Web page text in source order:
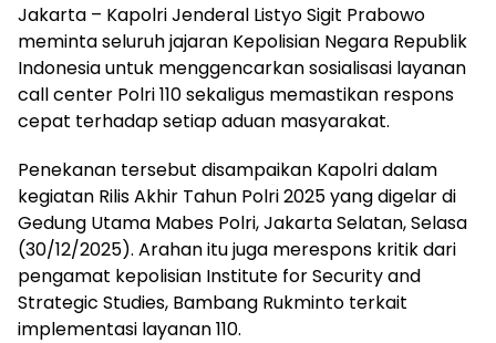
Jakarta – Kapolri Jenderal Listyo Sigit Prabowo
meminta seluruh jajaran Kepolisian Negara Republik
Indonesia untuk menggencarkan sosialisasi layanan
call center Polri 110 sekaligus memastikan respons
cepat terhadap setiap aduan masyarakat.
Penekanan tersebut disampaikan Kapolri dalam
kegiatan Rilis Akhir Tahun Polri 2025 yang digelar di
Gedung Utama Mabes Polri, Jakarta Selatan, Selasa
(30/12/2025). Arahan itu juga merespons kritik dari
pengamat kepolisian Institute for Security and
Strategic Studies, Bambang Rukminto terkait
implementasi layanan 110.